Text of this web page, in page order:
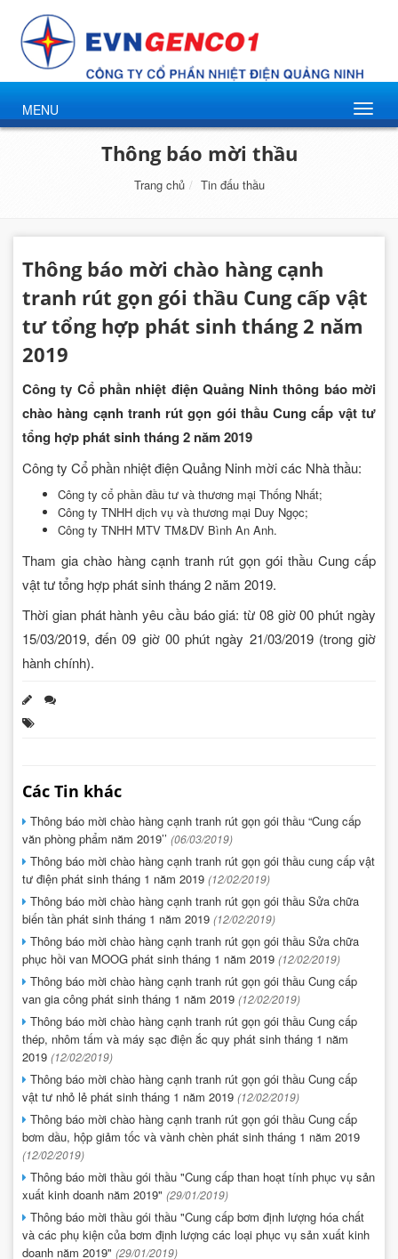
MENU
Thông báo mời thầu
Trang chủ Tin đấu thầu
Thông báo mời chào hàng cạnh
tranh rút gọn gói thầu Cung cấp vật
tư tổng hợp phát sinh tháng 2 năm
2019
Công ty Cổ phần nhiệt điện Quảng Ninh thông báo mời
chào hàng cạnh tranh rút gọn gói thầu Cung cấp vật tư
tổng hợp phát sinh tháng 2 năm 2019
Công ty Cổ phần nhiệt điện Quảng Ninh mời các Nhà thầu:
Công ty cổ phần đầu tư và thương mại Thống Nhất;
Công ty TNHH dịch vụ và thương mại Duy Ngọc;
Công ty TNHH MTV TM&DV Bình An Anh.
Tham gia chào hàng cạnh tranh rút gọn gói thầu Cung cấp
vật tư tổng hợp phát sinh tháng 2 năm 2019.
Thời gian phát hành yêu cầu báo giá: từ 08 giờ 00 phút ngày
15/03/2019, đến 09 giờ 00 phút ngày 21/03/2019 (trong giờ
hành chính).
Các Tin khác
Thông báo mời chào hàng cạnh tranh rút gọn gói thầu “Cung cấp
văn phòng phẩm năm 2019’’ (06/03/2019)
Thông báo mời chào hàng cạnh tranh rút gọn gói thầu cung cấp vật
tư điện phát sinh tháng 1 năm 2019 (12/02/2019)
Thông báo mời chào hàng cạnh tranh rút gọn gói thầu Sửa chữa
biến tần phát sinh tháng 1 năm 2019 (12/02/2019)
Thông báo mời chào hàng cạnh tranh rút gọn gói thầu Sửa chữa
phục hồi van MOOG phát sinh tháng 1 năm 2019 (12/02/2019)
Thông báo mời chào hàng cạnh tranh rút gọn gói thầu Cung cấp
van gia công phát sinh tháng 1 năm 2019 (12/02/2019)
Thông báo mời chào hàng cạnh tranh rút gọn gói thầu Cung cấp
thép, nhôm tấm và máy sạc điện ắc quy phát sinh tháng 1 năm
2019 (12/02/2019)
Thông báo mời chào hàng cạnh tranh rút gọn gói thầu Cung cấp
vật tư nhỏ lẻ phát sinh tháng 1 năm 2019 (12/02/2019)
Thông báo mời chào hàng cạnh tranh rút gọn gói thầu Cung cấp
bơm dầu, hộp giảm tốc và vành chèn phát sinh tháng 1 năm 2019
(12/02/2019)
Thông báo mời thầu gói thầu "Cung cấp than hoạt tính phục vụ sản
xuất kinh doanh năm 2019" (29/01/2019)
Thông báo mời thầu gói thầu "Cung cấp bơm định lượng hóa chất
và các phụ kiện của bơm định lượng các loại phục vụ sản xuất kinh
doanh năm 2019" (29/01/2019)